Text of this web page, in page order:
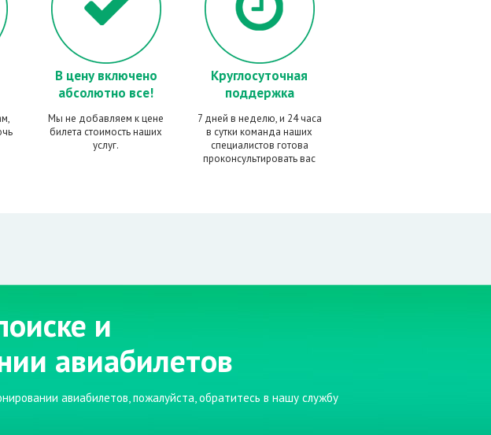
В цену включено
абсолютно все!
Мы не добавляем к цене
билета стоимость наших
услуг.
Круглосуточная
поддержка
7 дней в неделю, и 24 часа
в сутки команда наших
специалистов готова
проконсультировать вас
и
авиабилетов
авиабилетов, пожалуйста, обратитесь в нашу службу